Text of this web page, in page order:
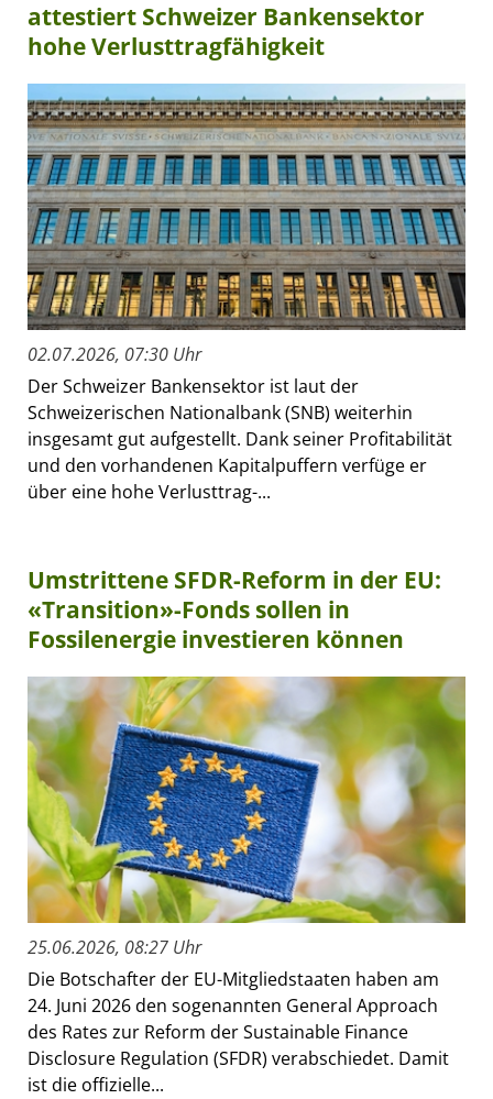
attestiert Schweizer Bankensektor
hohe Verlusttragfähigkeit
02.07.2026, 07:30 Uhr
Der Schweizer Bankensektor ist laut der
Schweizerischen Nationalbank (SNB) weiterhin
insgesamt gut aufgestellt. Dank seiner Profitabilität
und den vorhandenen Kapitalpuffern verfüge er
über eine hohe Verlusttrag-...
Umstrittene SFDR-Reform in der EU:
«Transition»-Fonds sollen in
Fossilenergie investieren können
25.06.2026, 08:27 Uhr
Die Botschafter der EU-Mitgliedstaaten haben am
24. Juni 2026 den sogenannten General Approach
des Rates zur Reform der Sustainable Finance
Disclosure Regulation (SFDR) verabschiedet. Damit
ist die offizielle...